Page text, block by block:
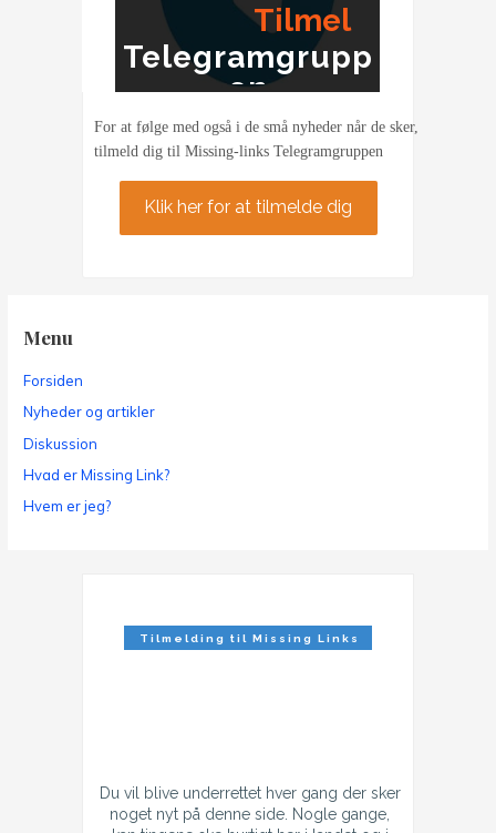
Tilmel
ding
Telegramgrupp
en
For at følge med også i de små nyheder når de sker,
tilmeld dig til Missing-links Telegramgruppen
Klik her for at tilmelde dig
Menu
Forsiden
Nyheder og artikler
Diskussion
Hvad er Missing Link?
Hvem er jeg?
Du vil blive underrettet hver gang der sker
noget nyt på denne side. Nogle gange,
Tilmelding til Missing Links